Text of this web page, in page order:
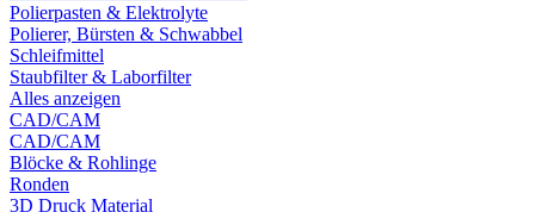
Polierpasten & Elektrolyte
Polierer, Bürsten & Schwabbel
Schleifmittel
Staubfilter & Laborfilter
Alles anzeigen
CAD/CAM
CAD/CAM
Blöcke & Rohlinge
Ronden
3D Druck Material